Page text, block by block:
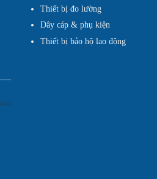
Thiết bị đo lường
Dây cáp & phụ kiện
Thiết bị bảo hộ lao động